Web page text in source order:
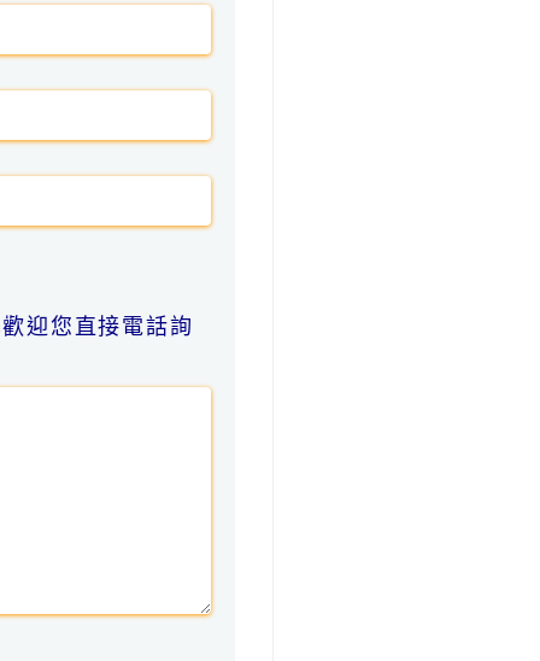
迎您直接電話詢